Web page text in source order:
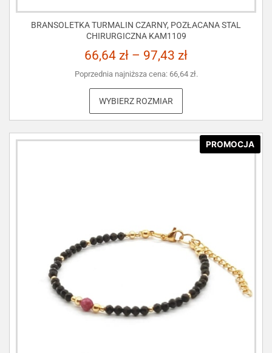
BRANSOLETKA TURMALIN CZARNY, POZŁACANA STAL
CHIRURGICZNA KAM1109
66,64 zł – 97,43 zł
Poprzednia najniższa cena: 66,64 zł.
WYBIERZ ROZMIAR
PROMOCJA